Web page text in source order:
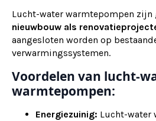
Lucht-water warmtepompen zijn
nieuwbouw als
aangesloten worden op
verwarmingssystemen.
Voordelen van lucht-
warmtepompen:
Energiezuinig: Lucht-water